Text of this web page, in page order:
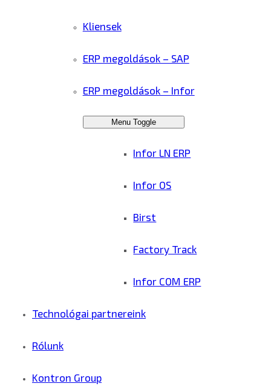
Kliensek
ERP megoldások – SAP
ERP megoldások – Infor
Menu Toggle
Infor LN ERP
Infor OS
Birst
Factory Track
Infor COM ERP
Technológai partnereink
Rólunk
Kontron Group